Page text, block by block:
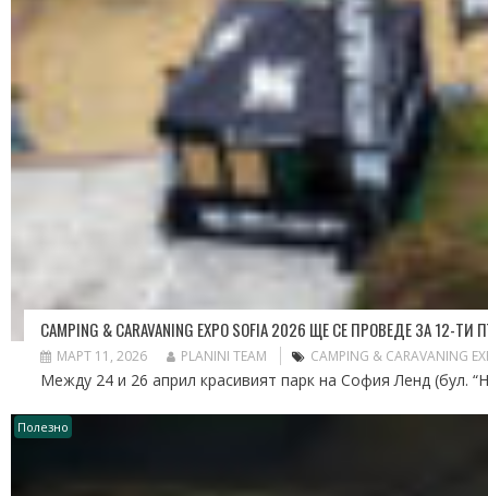
CAMPING & CARAVANING EXPO SOFIA 2026 ЩЕ СЕ ПРОВЕДЕ ЗА
МАРТ 11, 2026 PLANINI TEAM CAMPING & CARAVANING
Между 24 и 26 април красивият парк на София Ленд (бул.
Полезно